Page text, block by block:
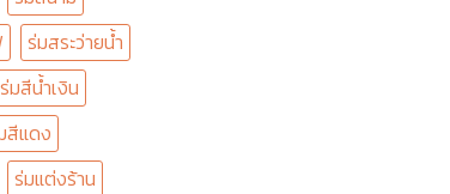
ร่มสระว่ายน้ำ
ร่มสีน้ำเงิน
สีแดง
ร่มแต่งร้าน